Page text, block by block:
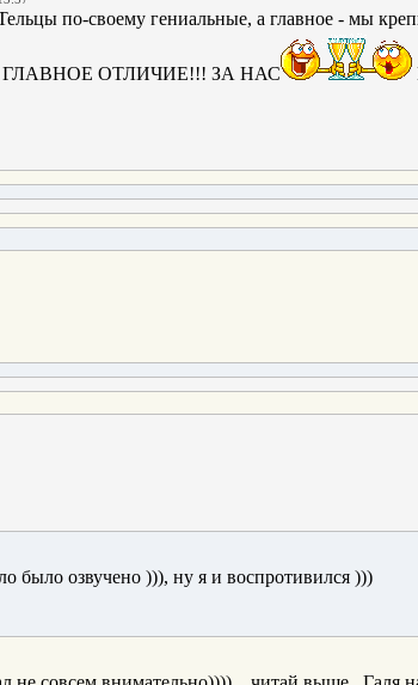
по-своему гениальные, а главное - мы
ГЛАВНОЕ ОТЛИЧИЕ!!! ЗА НАС
было озвучено ))), ну я и воспротивился )))